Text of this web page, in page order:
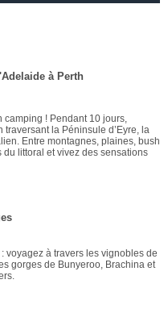
à Perth
! Pendant 10 jours,
traversant la Péninsule d’Eyre, la
Entre montagnes, plaines, bush
littoral et vivez des sensations
voyagez à travers les vignobles de
gorges de Bunyeroo, Brachina et